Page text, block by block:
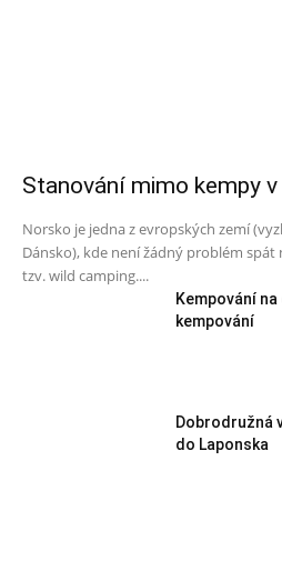
Stanování mimo kempy
Norsko je jedna z evropských zemí
Dánsko), kde není žádný problém
tzv. wild camping....
Kempování
kempování
Dobrodružná
do Laponska